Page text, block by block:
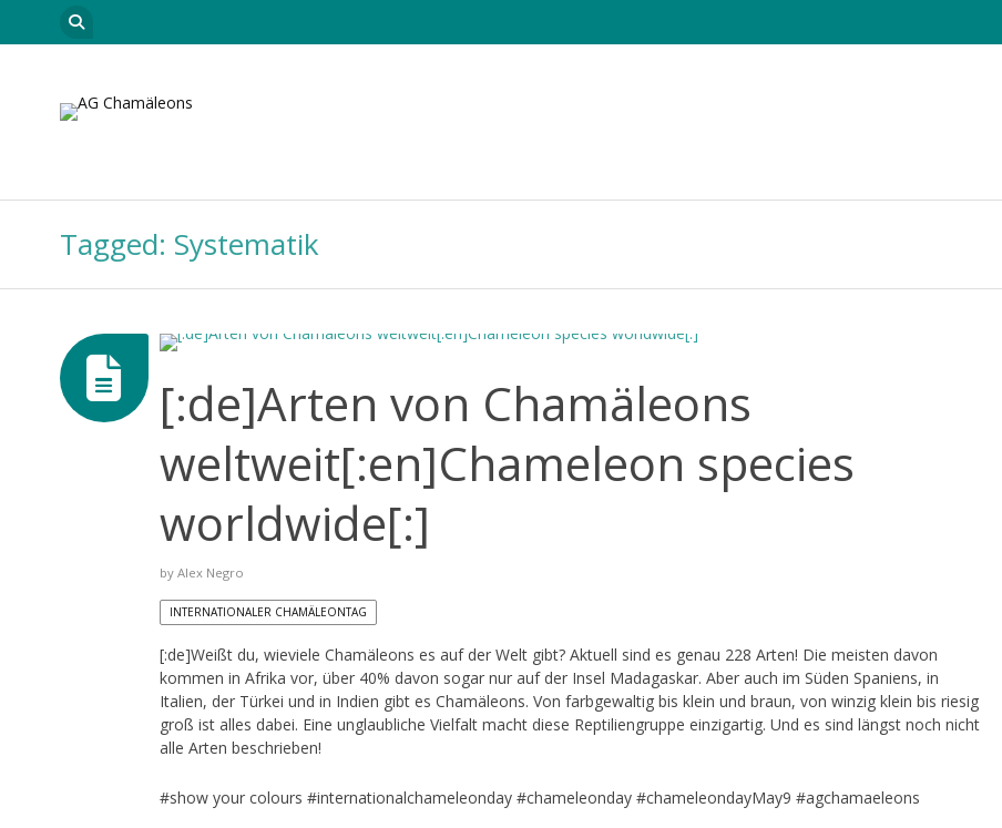
Tagged: Systematik
[:de]Arten von Chamäleons
weltweit[:en]Chameleon species
worldwide[:]
by Alex Negro
INTERNATIONALER CHAMÄLEONTAG
[:de]Weißt du, wieviele Chamäleons es auf der Welt gibt? Aktuell sind es genau 228 Arten! Die meisten davon
kommen in Afrika vor, über 40% davon sogar nur auf der Insel Madagaskar. Aber auch im Süden Spaniens, in
Italien, der Türkei und in Indien gibt es Chamäleons. Von farbgewaltig bis klein und braun, von winzig klein bis riesig
groß ist alles dabei. Eine unglaubliche Vielfalt macht diese Reptiliengruppe einzigartig. Und es sind längst noch nicht
alle Arten beschrieben!
#show your colours #internationalchameleonday #chameleonday #chameleondayMay9 #agchamaeleons